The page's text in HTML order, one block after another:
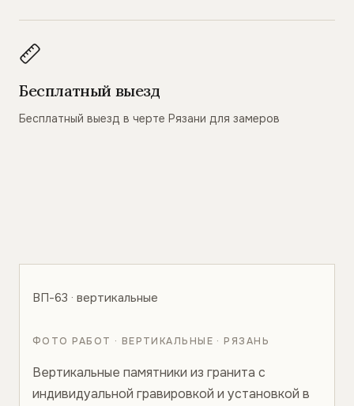
Бесплатный выезд
Бесплатный выезд в черте Рязани для замеров
ВП-63 · вертикальные
ФОТО РАБОТ · ВЕРТИКАЛЬНЫЕ · РЯЗАНЬ
Вертикальные памятники из гранита с
индивидуальной гравировкой и установкой в